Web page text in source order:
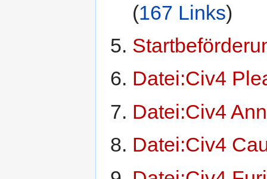
(167 Links)
Datei:Civ4
Datei:Civ4
Datei:Civ4